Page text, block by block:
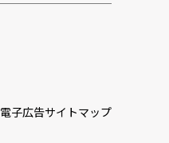
電子広告サイトマップ